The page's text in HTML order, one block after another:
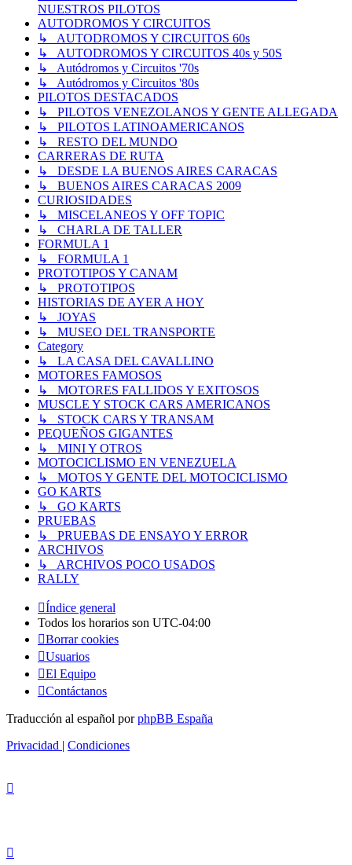
NUESTROS PILOTOS
AUTODROMOS Y CIRCUITOS
↳ AUTODROMOS Y CIRCUITOS 60s
↳ AUTODROMOS Y CIRCUITOS 40s y 50S
↳ Autódromos y Circuitos '70s
↳ Autódromos y Circuitos '80s
PILOTOS DESTACADOS
↳ PILOTOS VENEZOLANOS Y GENTE ALLEGADA
↳ PILOTOS LATINOAMERICANOS
↳ RESTO DEL MUNDO
CARRERAS DE RUTA
↳ DESDE LA BUENOS AIRES CARACAS
↳ BUENOS AIRES CARACAS 2009
CURIOSIDADES
↳ MISCELANEOS Y OFF TOPIC
↳ CHARLA DE TALLER
FORMULA 1
↳ FORMULA 1
PROTOTIPOS Y CANAM
↳ PROTOTIPOS
HISTORIAS DE AYER A HOY
↳ JOYAS
↳ MUSEO DEL TRANSPORTE
Category
↳ LA CASA DEL CAVALLINO
MOTORES FAMOSOS
↳ MOTORES FALLIDOS Y EXITOSOS
MUSCLE Y STOCK CARS AMERICANOS
↳ STOCK CARS Y TRANSAM
PEQUEÑOS GIGANTES
↳ MINI Y OTROS
MOTOCICLISMO EN VENEZUELA
↳ MOTOS Y GENTE DEL MOTOCICLISMO
GO KARTS
↳ GO KARTS
PRUEBAS
↳ PRUEBAS DE ENSAYO Y ERROR
ARCHIVOS
↳ ARCHIVOS POCO USADOS
RALLY
Índice general
Todos los horarios son UTC-04:00
Borrar cookies
Usuarios
El Equipo
Contáctanos
Traducción al español porphpBB España
Privacidad | Condiciones